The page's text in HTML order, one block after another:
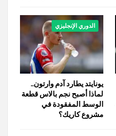
الدوري الإنجليزي
يونايتد يطارد آدم وارتون..
لماذا أصبح نجم بالاس قطعة
الوسط المفقودة في
مشروع كاريك؟